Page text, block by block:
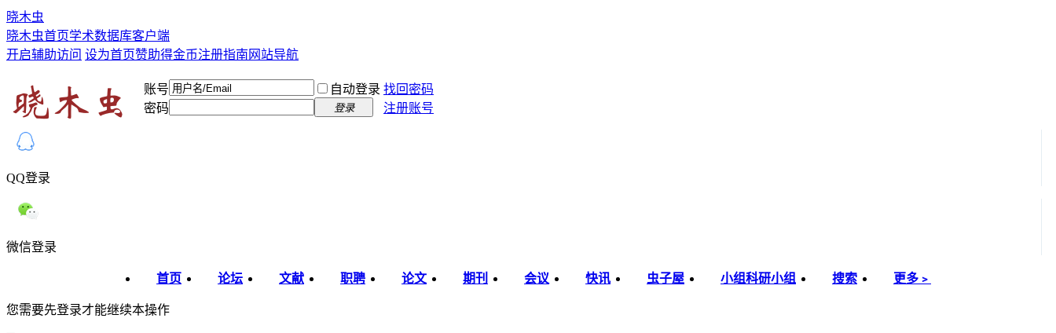
晓木虫
晓木虫首页学术数据库客户端
开启辅助访问 设为首页赞助得金币注册指南 网站导航
账号 自动登录 找回密码
密码
登录 注册账号
QQ登录
微信登录
首页 论坛 文献 职聘 论文 期刊 会议 快讯 虫子屋 小组科研小组 搜索 更多﹥
您需要先登录才能继续本操作